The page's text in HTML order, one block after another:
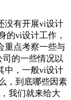
没有开展vi设计
的vi设计工作，
重点考察一些与
的一些情况以
中，一般vi设计
，到底哪些因素
我们就来给大